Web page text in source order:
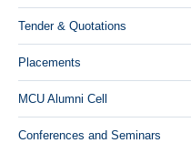
Tender & Quotations
Placements
MCU Alumni Cell
Conferences and Seminars